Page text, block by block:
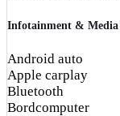
Infotainment & Media
Android auto
Apple carplay
Bluetooth
Bordcomputer